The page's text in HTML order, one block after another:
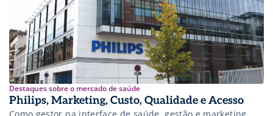
Destaques sobre o mercado de saúde
Philips, Marketing, Custo, Qualidade e Acesso